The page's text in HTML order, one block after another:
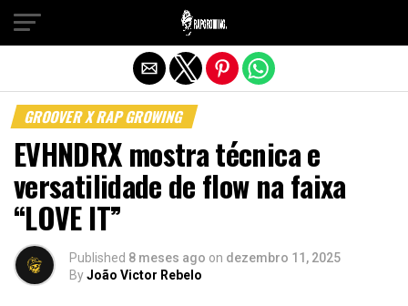
GROOVER X RAP GROWING
EVHNDRX mostra técnica e
versatilidade de flow na faixa
“LOVE IT”
Published 8 meses ago on dezembro 11, 2025
ByJoão Victor Rebelo
Sair da versão mobile